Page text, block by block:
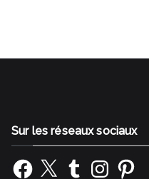
Sur les réseaux sociaux
Facebook
X TumblrInstagramPinterest